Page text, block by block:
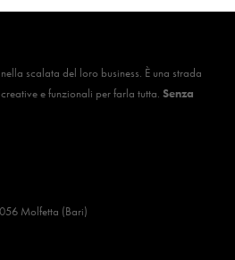
scalata del loro business. È una strada
e funzionali per farla tutta. Senza
Molfetta (Bari)